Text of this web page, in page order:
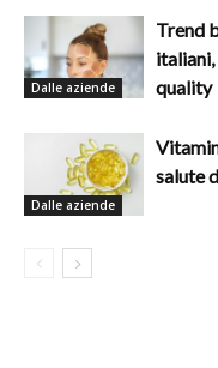
Dalle aziende
Trend
quality
Dalle aziende
salute